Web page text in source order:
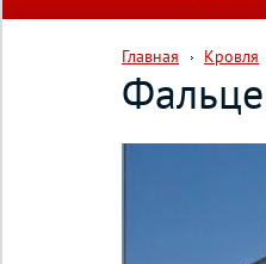
Главная Кровля